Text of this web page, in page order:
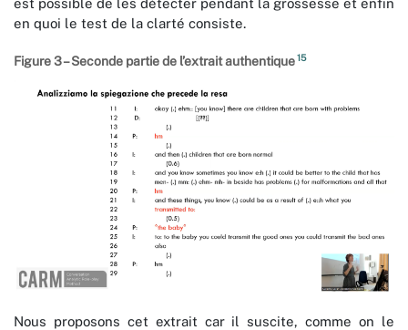
en quoi le test de la clarté consiste.
Figure 3 – Seconde partie de l’extrait authentique15
Nous proposons cet extrait car il suscite, comme on le